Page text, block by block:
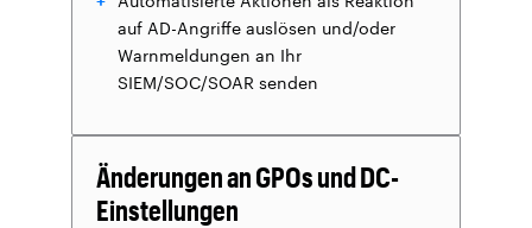
auf AD-Angriffe auslösen und/oder
Warnmeldungen an Ihr
SIEM/SOC/SOAR senden
Änderungen an GPOs und DC-
Einstellungen